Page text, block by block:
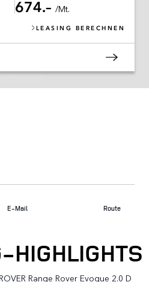
674.– /Mt.
LEASING BERECHNEN
E-Mail Route
HIGHLIGHTS
Range Rover Evoque 2.0 D